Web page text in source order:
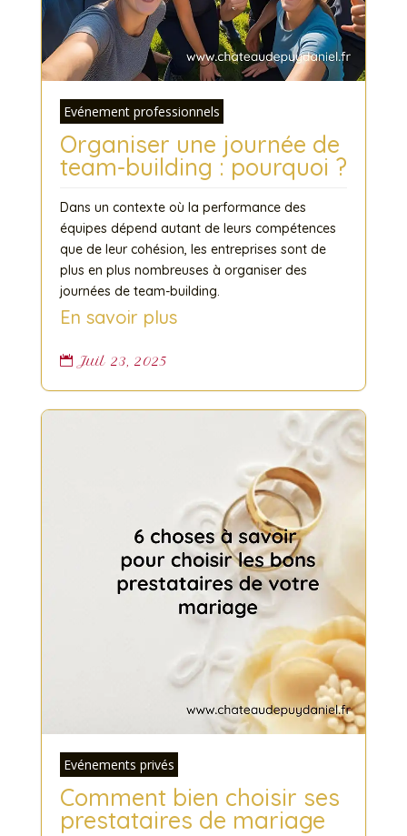
Evénement professionnels
Organiser une journée de
team-building : pourquoi ?
Dans un contexte où la performance des
équipes dépend autant de leurs compétences
que de leur cohésion, les entreprises sont de
plus en plus nombreuses à organiser des
journées de team-building.
En savoir plus
 Juil 23, 2025
Evénements privés
Comment bien choisir ses
prestataires de mariage